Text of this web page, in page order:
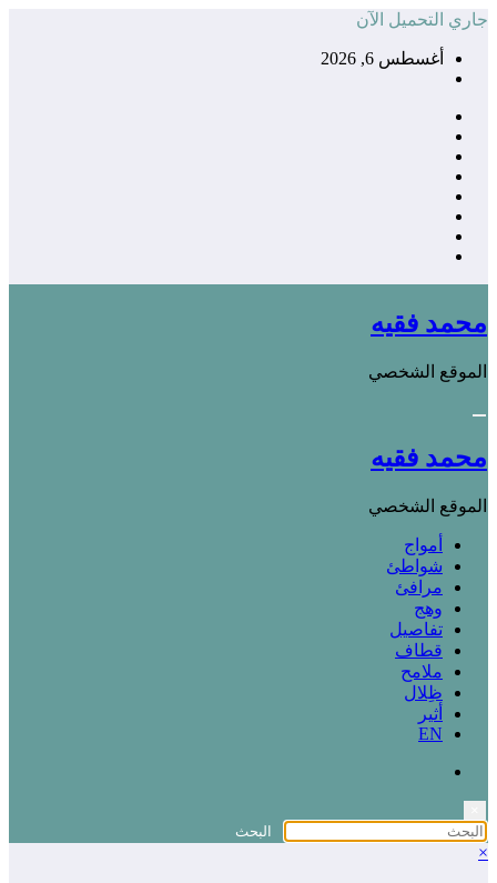
التجاوز
المحتوى
جاري التحميل الآن
أغسطس 6, 2026
محمد فقيه
الموقع الشخصي
محمد فقيه
الموقع الشخصي
أمواج
شواطئ
مرافئ
وهج
تفاصيل
قطاف
ملامح
ظِلال
أثير
EN
×